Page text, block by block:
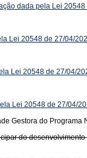
dada pela Lei
Lei 20548 de 27/04/
Lei 20548 de 27/04/
Lei 20548 de 27/04/
Gestora do Programa
do